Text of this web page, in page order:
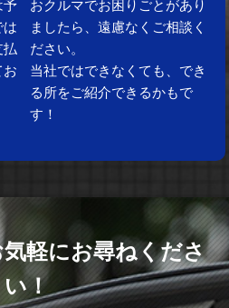
予
払
おクルマでお困りごとがあり
ましたら、遠慮なくご相談く
ださい。
当社ではできなくても、でき
る所をご紹介できるかもで
す！
軽にお尋ねくださ
い！